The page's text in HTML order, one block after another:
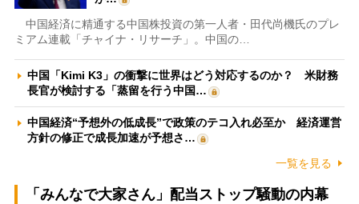
中国経済に精通する中国株投資の第一人者・田代尚機氏のプレ
ミアム連載「チャイナ・リサーチ」。中国の…
中国「Kimi K3」の衝撃に世界はどう対応するのか？ 米財務
長官が検討する「蒸留を行う中国…
中国経済“予想外の低成長”で政策のテコ入れ必至か 経済運営
方針の修正で成長加速が予想さ…
一覧を見る
「みんなで大家さん」配当ストップ騒動の内幕